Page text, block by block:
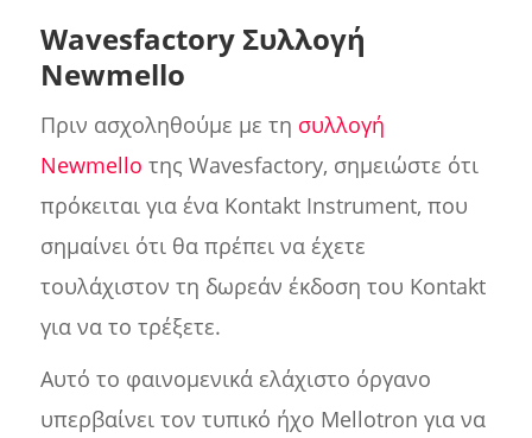
Wavesfactory Συλλογή
Newmello
Πριν ασχοληθούμε με τη συλλογή
Newmello της Wavesfactory, σημειώστε ότι
πρόκειται για ένα Kontakt Instrument, που
σημαίνει ότι θα πρέπει να έχετε
τουλάχιστον τη δωρεάν έκδοση του Kontakt
για να το τρέξετε.
Αυτό το φαινομενικά ελάχιστο όργανο
υπερβαίνει τον τυπικό ήχο Mellotron για να